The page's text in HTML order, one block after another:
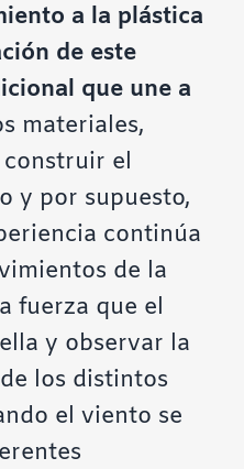
a la plástica
de este
que une a
materiales,
el
y por supuesto,
continúa
de la
fuerza que el
y observar la
los distintos
el viento se